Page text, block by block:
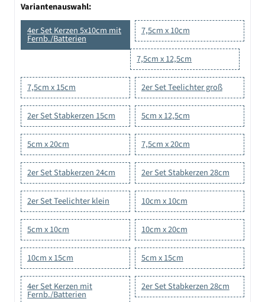
Variantenauswahl:
4er Set Kerzen 5x10cm mit
Fernb./Batterien
7,5cm x 10cm
7,5cm x 12,5cm
2er Set Teelichter groß
7,5cm x 15cm
5cm x 12,5cm
2er Set Stabkerzen 15cm
7,5cm x 20cm
5cm x 20cm
2er Set Stabkerzen 28cm
2er Set Stabkerzen 24cm
10cm x 10cm
2er Set Teelichter klein
10cm x 20cm
5cm x 10cm
5cm x 15cm
10cm x 15cm
2er Set Stabkerzen 28cm
4er Set Kerzen mit
Fernb./Batterien